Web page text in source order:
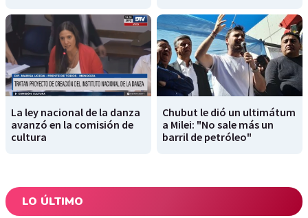
La ley nacional de la danza
avanzó en la comisión de
cultura
Chubut le dió un ultimátum
a Milei: "No sale más un
barril de petróleo"
LO ÚLTIMO